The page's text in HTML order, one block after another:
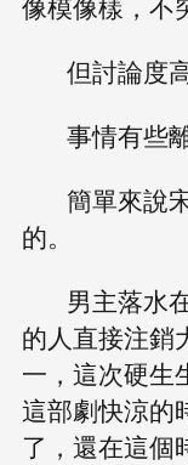
但討論度
事情有些
簡單來說
的。
男主落水
的人直接注銷
一，這次硬生
這部劇快涼的
了，還在這個